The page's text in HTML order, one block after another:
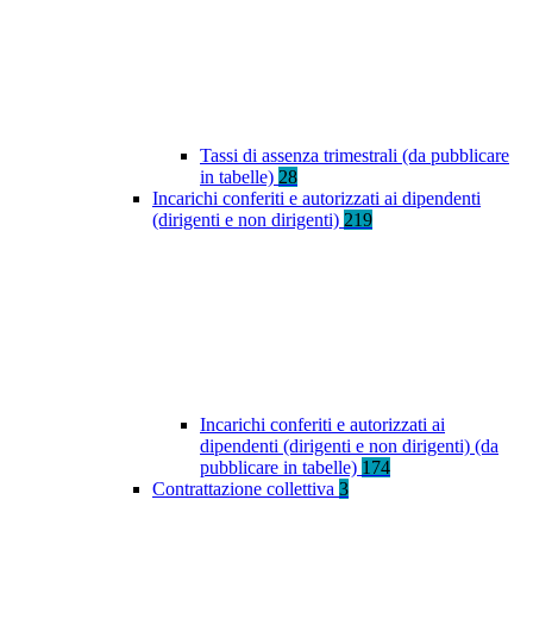
Tassi di assenza trimestrali (da pubblicare
in tabelle) 28
Incarichi conferiti e autorizzati ai dipendenti
(dirigenti e non dirigenti) 219
Incarichi conferiti e autorizzati ai
dipendenti (dirigenti e non dirigenti) (da
pubblicare in tabelle) 174
Contrattazione collettiva 3